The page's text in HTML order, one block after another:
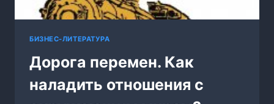
БИЗНЕС-ЛИТЕРАТУРА
Дорога перемен. Как
наладить отношения с